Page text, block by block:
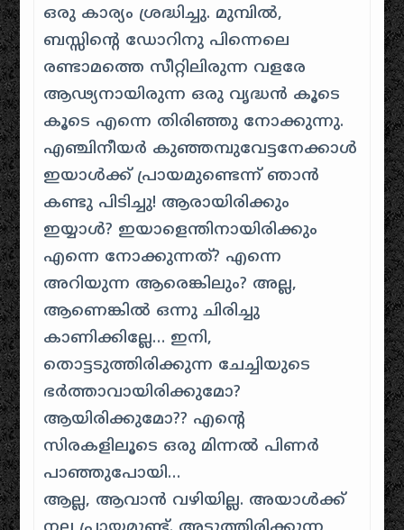
ഒരു കാര്യം ശ്രദ്ധിച്ചു. മുമ്പില്‍,
ബസ്സിന്റെ ഡോറിനു പിന്നെലെ
രണ്ടാമത്തെ സീറ്റിലിരുന്ന വളരേ
ആഢ്യനായിരുന്ന ഒരു വൃദ്ധന്‍ കൂടെ
കൂടെ എന്നെ തിരിഞ്ഞു നോക്കുന്നു.
എഞ്ചിനീയര്‍ കുഞ്ഞമ്പുവേട്ടനേക്കാള്‍
ഇയാള്‍ക്ക് പ്രായമുണ്ടെന്ന് ഞാന്‍
കണ്ടു പിടിച്ചു! ആരായിരിക്കും
ഇയ്യാള്‍? ഇയാളെന്തിനായിരിക്കും
എന്നെ നോക്കുന്നത്? എന്നെ
അറിയുന്ന ആരെങ്കിലും? അല്ല,
ആണെങ്കില്‍ ഒന്നു ചിരിച്ചു
കാണിക്കില്ലേ… ഇനി,
തൊട്ടടുത്തിരിക്കുന്ന ചേച്ചിയുടെ
ഭര്‍‌ത്താവായിരിക്കുമോ?
ആയിരിക്കുമോ?? എന്റെ
സിരകളിലൂടെ ഒരു മിന്നല്‍ പിണര്‍‌
പാഞ്ഞുപോയി…
ആല്ല, ആവാന്‍ വഴിയില്ല. അയാള്‍ക്ക്